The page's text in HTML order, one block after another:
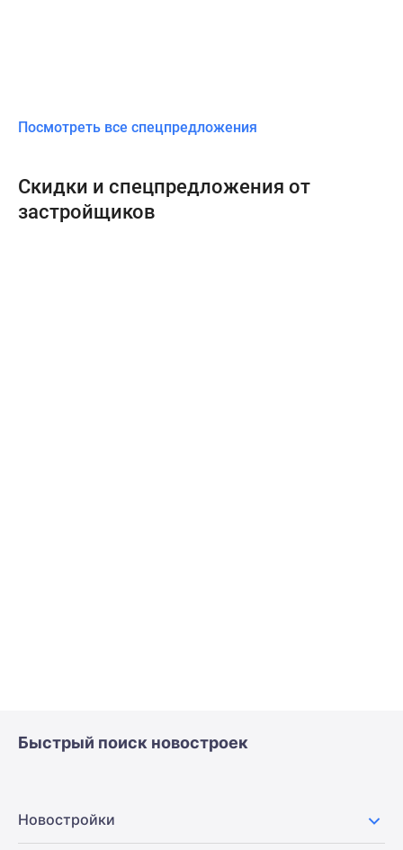
Посмотреть все спецпредложения
Скидки и спецпредложения от
застройщиков
Быстрый поиск новостроек
Новостройки